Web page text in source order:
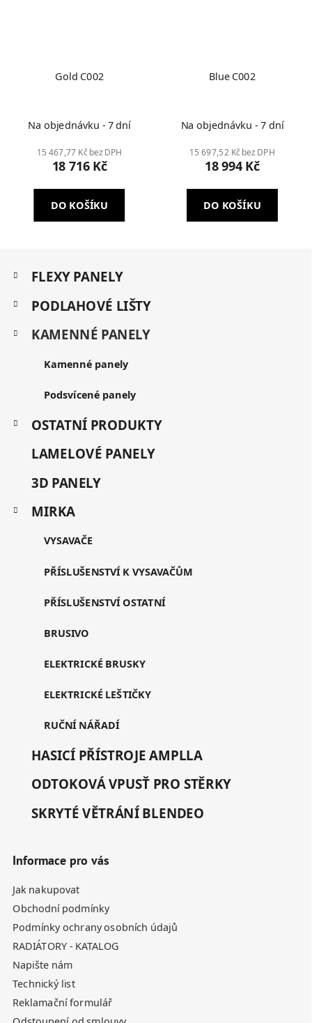
Gold C002
Na objednávku - 7 dní
15 467,77 Kč bez DPH
18 716 Kč
DO KOŠÍKU
Blue C002
Na objednávku - 7 dní
15 697,52 Kč bez DPH
18 994 Kč
DO KOŠÍKU
K
a
e
o
FLEXY PANELY
PODLAHOVÉ LIŠTY
KAMENNÉ PANELY
Kamenné panely
Podsvícené panely
OSTATNÍ PRODUKTY
LAMELOVÉ PANELY
3D PANELY
MIRKA
VYSAVAČE
PŘÍSLUŠENSTVÍ K VYSAVAČŮM
PŘÍSLUŠENSTVÍ OSTATNÍ
BRUSIVO
ELEKTRICKÉ BRUSKY
ELEKTRICKÉ LEŠTIČKY
RUČNÍ NÁŘADÍ
HASICÍ PŘÍSTROJE AMPLLA
ODTOKOVÁ VPUSŤ PRO STĚRKY
SKRYTÉ VĚTRÁNÍ BLENDEO
Informace pro vás
Jak nakupovat
Obchodní podmínky
Podmínky ochrany osobních údajů
RADIÁTORY - KATALOG
Napište nám
Technický list
Reklamační formulář